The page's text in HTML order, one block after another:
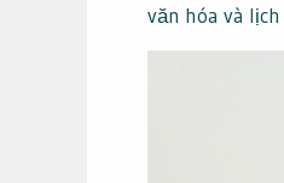
văn hóa và